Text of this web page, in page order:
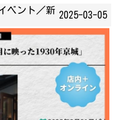
ベント／新 2025-03-05